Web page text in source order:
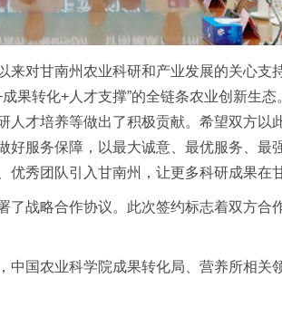
对甘南州农业科研和产业发展的关心支
果转化+人才支撑”的全链条农业创新生
才培养等做出了积极贡献。希望双方以
服务保障，以最大诚意、最优服务、
秀团队引入甘南州，让更多科研成果在
战略合作协议。此次签约标志着双方合
农业科学院成果转化局、营养所相关